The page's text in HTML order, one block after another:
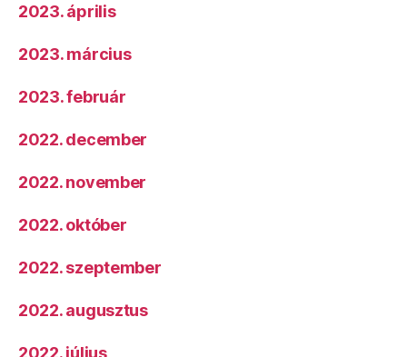
2023. április
2023. március
2023. február
2022. december
2022. november
2022. október
2022. szeptember
2022. augusztus
2022. július